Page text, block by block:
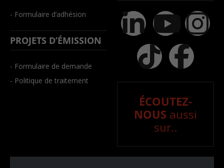
- Formulaire d’adhésion
PROJETS D’ÉMISSION
- Formulaire de demande
- Politique de traitement
ÉCOUTEZ-
NOUS aussi
sur..